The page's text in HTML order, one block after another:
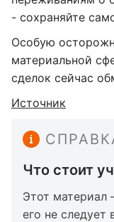
- сохраняйте
Особую
материальной
сделок сейчас
Источник
Что стоит
Этот материал
его не следует